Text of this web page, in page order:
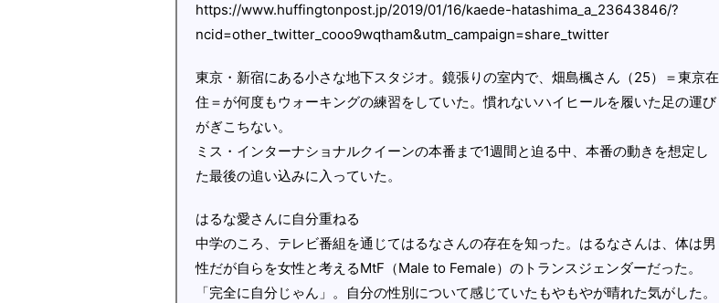
https://www.huffingtonpost.jp/2019/01/16/kaede-hatashima_a_23643846/?
ncid=other_twitter_cooo9wqtham&utm_campaign=share_twitter
東京・新宿にある小さな地下スタジオ。鏡張りの室内で、畑島楓さん（25）＝東京在
住＝が何度もウォーキングの練習をしていた。慣れないハイヒールを履いた足の運び
がぎこちない。
ミス・インターナショナルクイーンの本番まで1週間と迫る中、本番の動きを想定し
た最後の追い込みに入っていた。
はるな愛さんに自分重ねる
中学のころ、テレビ番組を通じてはるなさんの存在を知った。はるなさんは、体は男
性だが自らを女性と考えるMtF（Male to Female）のトランスジェンダーだった。
「完全に自分じゃん」。自分の性別について感じていたもやもやが晴れた気がした。